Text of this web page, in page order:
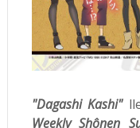
"Dagashi Kashi"
Weekly Shônen